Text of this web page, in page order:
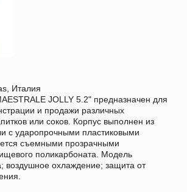
Италия
JOLLY 5.2" предназначен для
и продажи различных
или соков. Корпус выполнен из
с ударопрочными пластиковыми
съемными прозрачными
поликарбоната. Модель
воздушное охлаждение; защита от